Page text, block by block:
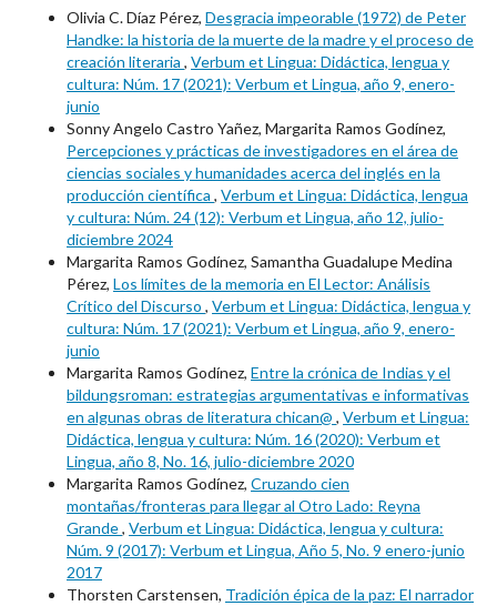
Olivia C. Díaz Pérez, Desgracia impeorable (1972) de Peter
Handke: la historia de la muerte de la madre y el proceso de
creación literaria , Verbum et Lingua: Didáctica, lengua y
cultura: Núm. 17 (2021): Verbum et Lingua, año 9, enero-
junio
Sonny Angelo Castro Yañez, Margarita Ramos Godínez,
Percepciones y prácticas de investigadores en el área de
ciencias sociales y humanidades acerca del inglés en la
producción científica , Verbum et Lingua: Didáctica, lengua
y cultura: Núm. 24 (12): Verbum et Lingua, año 12, julio-
diciembre 2024
Margarita Ramos Godínez, Samantha Guadalupe Medina
Pérez, Los límites de la memoria en El Lector: Análisis
Crítico del Discurso , Verbum et Lingua: Didáctica, lengua y
cultura: Núm. 17 (2021): Verbum et Lingua, año 9, enero-
junio
Margarita Ramos Godínez, Entre la crónica de Indias y el
bildungsroman: estrategias argumentativas e informativas
en algunas obras de literatura chican@ , Verbum et Lingua:
Didáctica, lengua y cultura: Núm. 16 (2020): Verbum et
Lingua, año 8, No. 16, julio-diciembre 2020
Margarita Ramos Godínez, Cruzando cien
montañas/fronteras para llegar al Otro Lado: Reyna
Grande, Verbum et Lingua: Didáctica, lengua y cultura:
Núm. 9 (2017): Verbum et Lingua, Año 5, No. 9 enero-junio
2017
Thorsten Carstensen, Tradición épica de la paz: El narrador